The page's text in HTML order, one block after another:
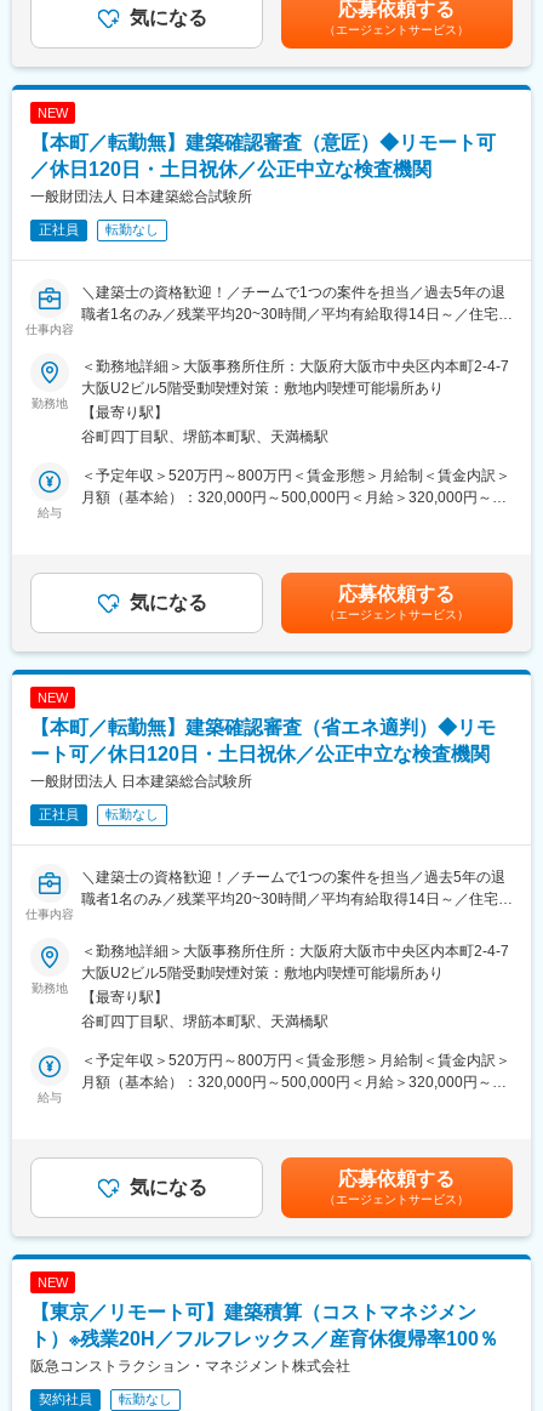
入社者も多く、施工管理経験者が多数活躍しています。
社員が自ら立案した年度目標に対し、マネジメント層による年2回
示し、一定条件をクリアした社員には、毎年昇格試験(適正検査・
小論文・面接)を行い、キャリアアップの機会を提供しています。
・公共インフラ分野で業界トップクラスの実績
日本振興は、官公庁と直接関わりながら公共インフラを支えてき
できる点が大きな魅力です。
＼発注者支援業務とは？／
公共事業の計画や発注に関する支援・補助を行う事業です！施工
会社（ゼネコン）と発注者（官公庁・公共事業主）の間に入るこ
＼働き方について／
・土日祝休み、残業月平均30時間
・急な方針転換や過度な納期逼迫が起きにくい
・長期スパンのプロジェクトが多く、先を見通した働き方が可能
・景気変動の影響を受けにくく、安定した就業環境
（２）ワークライフバランスを意識した就業環境
・公共性の高い仕事でありながら、「無理のない働き方を重視す
る社風」
変更の範囲：会社の定める業務
賞与：年2回（7月・12月）※特別賞与：業績により支給（過去実
績年1回）賃金はあくまでも目安の金額であり、選考を通じて上下
する可能性があります。月給(月額)は固定手当を含めた表記です。
気になる 応募依頼する
（エージェントサービス）
NEW
【本町／転勤無】建築確認審査（意匠）◆リモート可
／休日120日・土日祝休／公正中立な検査機関
一般財団法人 日本建築総合試験所
正社員 転勤なし
仕事内容
＼建築士の資格歓迎！／チームで1つの案件を担当／過去5年の退
職者1名のみ／残業平均20~30時間／平均有給取得14日～／住宅手
◎第三者機関として公正な立場で建築確認や検査を行う財団法
人！
◎200名以上の専門職員が在籍する建築技術のプロ集団！
◎住宅性能評価、耐震・構造試験、省エネ評価など多岐にわたる
事業を展開！
◎安定した経営基盤を持ち、長期的に専門性を磨ける環境！
◎大手ハウスメーカー、設計事務所、自治体などからの依頼多
■仕事内容：
第三者機関として公正中立の立場から、建築基準法に基づく建築
確認・検査などを行う当法人の建築確認検査課にて、各種審査業
ラット35)他 の審査のうち意匠担当を行います。
・設計者から提出を受けた書類（図面）に基づく審査と現場での
検査も対象となります。
・第三者機関として公平な目線で建築確認を行うことで、安心し
て利用できる建物づくりに貢献することができる仕事です。
建築確認検査課：17名（意匠グループ：５名）で構成されていま
す。
■はたらき方：＜WLB整えたい方必見！＞
休日120日／リモート勤務可／残業平均20～30時間／平均有給取
得14日と、ワークライフバランスが整えやすい環境です。
■当法人の特徴：
・第三者機関として公正な立場で審査を行っており、利益追求が
事業の目的ではないため、ノルマなど競争はなく、むしろ正確に
中途入社の社員も在籍しており、馴染みやすい環境です。職員数
が200名程度の規模だからこそ人（職員）を大切にする文化が根
・就業時間も7時間15分と短く、大阪府内に事業所があるため遠
す。
勤務地
＜勤務地詳細＞大阪事務所住所：大阪府大阪市中央区内本町2-4-7
大阪U2ビル5階受動喫煙対策：敷地内喫煙可能場所あり
【最寄り駅】
谷町四丁目駅、堺筋本町駅、天満橋駅
給与
＜予定年収＞520万円～800万円＜賃金形態＞月給制＜賃金内訳＞
月額（基本給）：320,000円～500,000円＜月給＞320,000円～
目、課長）賃金はあくまでも目安の金額であり、選考を通じて上
下する可能性があります。月給(月額)は固定手当を含めた表記で
気になる 応募依頼する
（エージェントサービス）
NEW
【本町／転勤無】建築確認審査（省エネ適判）◆リモ
ート可／休日120日・土日祝休／公正中立な検査機関
一般財団法人 日本建築総合試験所
正社員 転勤なし
仕事内容
＼建築士の資格歓迎！／チームで1つの案件を担当／過去5年の退
職者1名のみ／残業平均20~30時間／平均有給取得14日～／住宅手
◎第三者機関として公正な立場で建築確認や検査を行う財団法
人！
◎200名以上の専門職員が在籍する建築技術のプロ集団！
◎住宅性能評価、耐震・構造試験、省エネ評価など多岐にわたる
事業を展開！
◎安定した経営基盤を持ち、長期的に専門性を磨ける環境！
◎大手ハウスメーカー、設計事務所、自治体などからの依頼多
■仕事内容：
第三者機関として公正中立の立場から、建築基準法に基づく建築
確認・検査などを行う当法人の建築確認検査課にて、各種審査業
ラット35)他 の審査のうち、主に省エネ適判担当をお任せいたし
ます。
・設計者から提出を受けた書類（図面）に基づく審査と現場での
検査も対象となります。
・第三者機関として公平な目線で建築確認を行うことで、安心し
勤務地
＜勤務地詳細＞大阪事務所住所：大阪府大阪市中央区内本町2-4-7
大阪U2ビル5階受動喫煙対策：敷地内喫煙可能場所あり
【最寄り駅】
谷町四丁目駅、堺筋本町駅、天満橋駅
給与
＜予定年収＞520万円～800万円＜賃金形態＞月給制＜賃金内訳＞
月額（基本給）：320,000円～500,000円＜月給＞320,000円～
目、課長）賃金はあくまでも目安の金額であり、選考を通じて上
下する可能性があります。月給(月額)は固定手当を含めた表記で
気になる 応募依頼する
（エージェントサービス）
NEW
【東京／リモート可】建築積算（コストマネジメン
ト）※残業20H／フルフレックス／産育休復帰率100％
阪急コンストラクション・マネジメント株式会社
契約社員 転勤なし